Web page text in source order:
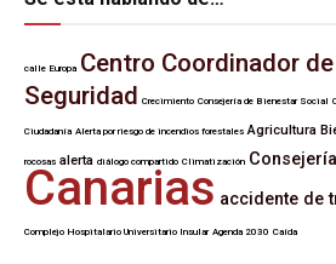
calle Europa Centro Coordinador
Seguridad Crecimiento Consejería de Bienestar Social
Ciudadanía Alerta por riesgo de incendios forestales Agricultura
rocosas alerta diálogo compartido Climatización
Canarias accidente de
Complejo Hospitalario Universitario Insular Agenda 2030 Caída